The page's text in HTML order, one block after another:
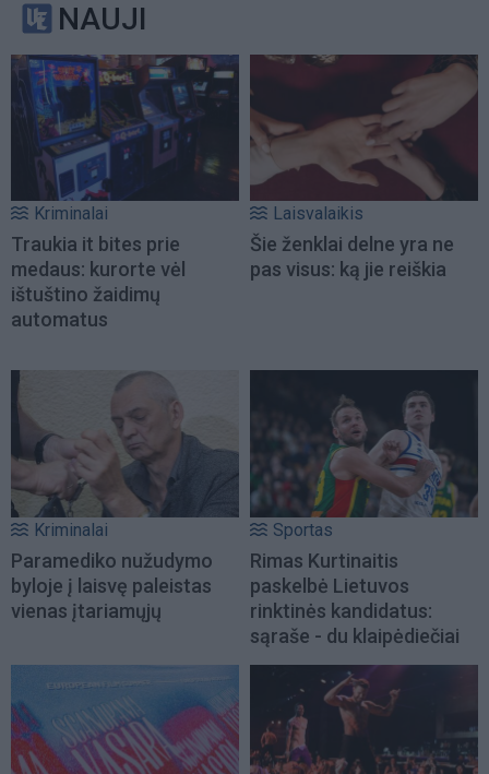
NAUJI
Kriminalai
Traukia it bites prie
medaus: kurorte vėl
ištuštino žaidimų
automatus
Laisvalaikis
Šie ženklai delne yra ne
pas visus: ką jie reiškia
Kriminalai
Paramediko nužudymo
byloje į laisvę paleistas
vienas įtariamųjų
Sportas
Rimas Kurtinaitis
paskelbė Lietuvos
rinktinės kandidatus:
sąraše - du klaipėdiečiai